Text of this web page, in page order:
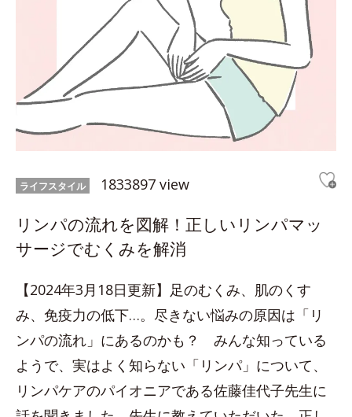
ライフスタイル 1833897 view
リンパの流れを図解！正しいリンパマッ
サージでむくみを解消
【2024年3月18日更新】足のむくみ、肌のくす
み、免疫力の低下…。尽きない悩みの原因は「リ
ンパの流れ」にあるのかも？ みんな知っている
ようで、実はよく知らない「リンパ」について、
リンパケアのパイオニアである佐藤佳代子先生に